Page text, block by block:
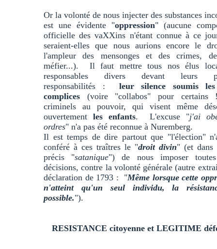
Or la volonté de nous injecter des substances
est une évidente "oppression" (aucune
officielle des vaXXins n'étant connue à ce
seraient-elles que nous aurions encore le
l'ampleur des mensonges et des crimes,
méfier...). Il faut mettre tous nos élus
responsables divers devant leurs
responsabilités : leur silence soumis
complices (voire "collabos" pour certains
criminels au pouvoir, qui visent même
ouvertement les enfants. L'excuse "j'ai
ordres" n'a pas été reconnue à Nuremberg.
Il est temps de dire partout que "l'élection"
conféré à ces traîtres le "droit divin" (et dans
précis "satanique") de nous imposer
décisions, contre la volonté générale (autre
déclaration de 1793 : "Même lorsque cette
n'atteint qu'un seul individu, la
possible.").
RESISTANCE citoyenne et LEGITIME